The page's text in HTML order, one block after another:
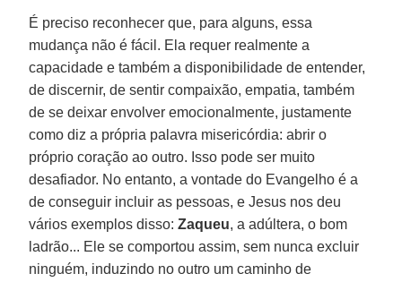
É preciso reconhecer que, para alguns, essa
mudança não é fácil. Ela requer realmente a
capacidade e também a disponibilidade de entender,
de discernir, de sentir compaixão, empatia, também
de se deixar envolver emocionalmente, justamente
como diz a própria palavra misericórdia: abrir o
próprio coração ao outro. Isso pode ser muito
desafiador. No entanto, a vontade do Evangelho é a
de conseguir incluir as pessoas, e Jesus nos deu
vários exemplos disso:Zaqueu, a adúltera, o bom
ladrão... Ele se comportou assim, sem nunca excluir
ninguém, induzindo no outro um caminho de